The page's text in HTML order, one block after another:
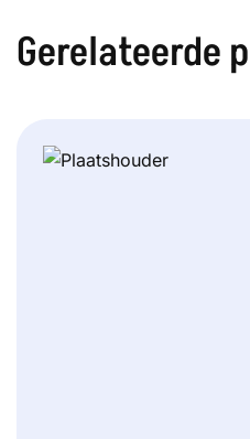
Gerelateerde